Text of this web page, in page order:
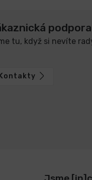
podpora
tu, když si nevíte
Kontakty